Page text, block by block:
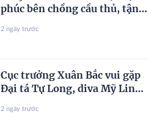
phúc bên chồng cầu thủ, tận
2 ngày trước
Cục trưởng Xuân Bắc vui gặp
Đại tá Tự Long, diva Mỹ Linh
2 ngày trước